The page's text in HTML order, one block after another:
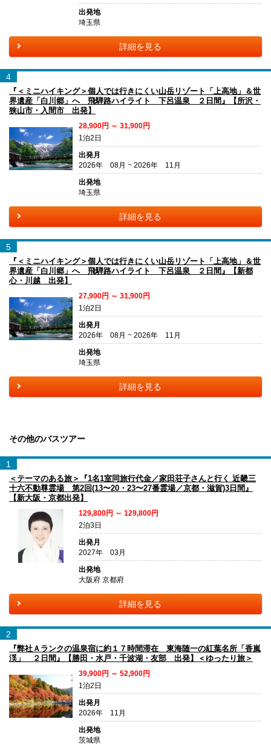
出発地
埼玉県
詳細を見る
4
『＜ミニハイキング＞個人では行きにくい山岳リゾート「上高地」＆世
界遺産「白川郷」へ 飛騨路ハイライト 下呂温泉 ２日間』【所沢・
狭山市・入間市 出発】
28,900円 ～ 31,900円
1泊2日
出発月
2026年 08月 ~ 2026年 11月
出発地
埼玉県
詳細を見る
5
『＜ミニハイキング＞個人では行きにくい山岳リゾート「上高地」＆世
界遺産「白川郷」へ 飛騨路ハイライト 下呂温泉 ２日間』【新都
心・川越 出発】
27,900円 ～ 31,900円
1泊2日
出発月
2026年 08月 ~ 2026年 11月
出発地
埼玉県
詳細を見る
その他のバスツアー
1
＜テーマのある旅＞『1名1室同旅行代金／家田荘子さんと行く 近畿三
十六不動尊霊場 第2回(13〜20・23〜27番霊場／京都・滋賀)3日間』
【新大阪・京都出発】
129,800円 ～ 129,800円
2泊3日
出発月
2027年 03月
出発地
大阪府 京都府
詳細を見る
2
『弊社Ａランクの温泉宿に約１７時間滞在 東海随一の紅葉名所「香嵐
渓」 ２日間』【勝田・水戸・千波湖・友部 出発】＜ゆったり旅＞
39,900円 ～ 52,900円
1泊2日
出発月
2026年 11月
出発地
茨城県